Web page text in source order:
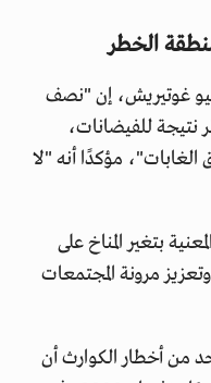
الخطر
غوتيريش، إن "نصف
نتيجة للفيضانات،
مؤكدًا أنه "لا
بتغير المناخ على
مرونة المجتمعات
من أخطار الكوارث أن